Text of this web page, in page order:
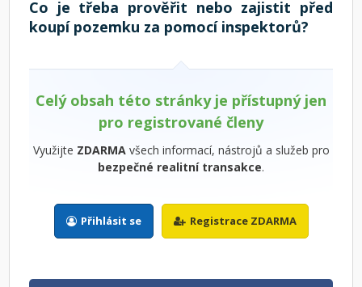
Co je třeba prověřit nebo zajistit před
koupí pozemku za pomocí inspektorů?
Celý obsah této stránky je přístupný jen
pro registrované členy
Využijte ZDARMAvšech informací, nástrojů a služeb pro
bezpečné realitní transakce.
Přihlásit se Registrace ZDARMA